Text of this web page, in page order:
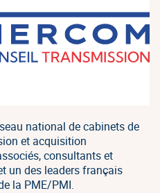
national de cabinets de
et acquisition
consultants et
un des leaders français
la PME/PMI.